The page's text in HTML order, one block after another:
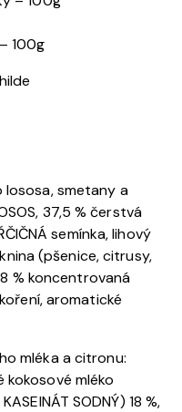
100g
lososa, smetany a
37,5 % čerstvá
semínka, lihový
(pšenice, citrusy,
% koncentrovaná
aromatické
mléka a citronu:
kokosové mléko
SODNÝ) 18 %,